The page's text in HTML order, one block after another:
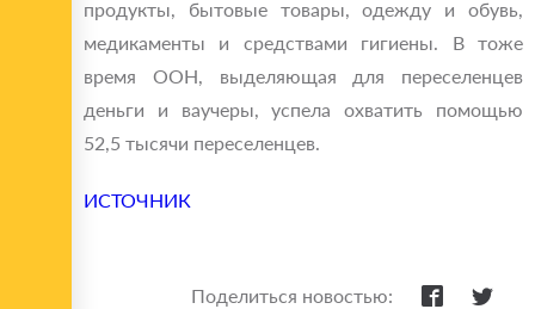
продукты, бытовые товары, одежду и обувь,
медикаменты и средствами гигиены. В тоже
время ООН, выделяющая для переселенцев
деньги и ваучеры, успела охватить помощью
52,5 тысячи переселенцев.
ИСТОЧНИК
Поделиться новостью: